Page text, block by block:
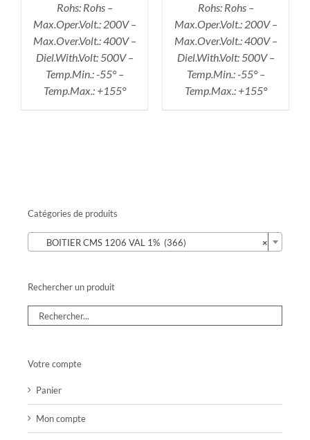
Rohs: Rohs –
Max.Oper.Volt.: 200V –
Max.Over.Volt.: 400V –
Diel.With.Volt: 500V –
Temp.Min.: -55° –
Temp.Max.: +155°
Rohs: Rohs –
Max.Oper.Volt.: 200V –
Max.Over.Volt.: 400V –
Diel.With.Volt: 500V –
Temp.Min.: -55° –
Temp.Max.: +155°
Catégories de produits
×
BOITIER CMS 1206 VAL 1% (366)
Rechercher un produit
Votre compte
Panier
Mon compte